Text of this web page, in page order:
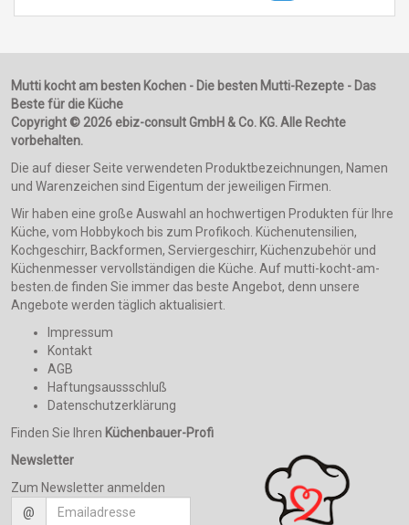
Mutti kocht am besten Kochen - Die besten Mutti-Rezepte - Das
Beste für die Küche
Copyright © 2026 ebiz-consult GmbH & Co. KG. Alle Rechte
vorbehalten.
Die auf dieser Seite verwendeten Produktbezeichnungen, Namen
und Warenzeichen sind Eigentum der jeweiligen Firmen.
Wir haben eine große Auswahl an hochwertigen Produkten für Ihre
Küche, vom Hobbykoch bis zum Profikoch. Küchenutensilien,
Kochgeschirr, Backformen, Serviergeschirr, Küchenzubehör und
Küchenmesser vervollständigen die Küche. Auf mutti-kocht-am-
besten.de finden Sie immer das beste Angebot, denn unsere
Angebote werden täglich aktualisiert.
Impressum
Kontakt
AGB
Haftungsaussschluß
Datenschutzerklärung
Finden Sie Ihren Küchenbauer-Profi
Newsletter
Zum Newsletter anmelden
@